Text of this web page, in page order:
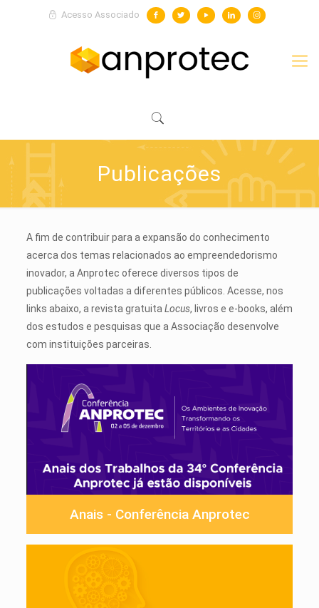
Acesso Associado
Publicações
A fim de contribuir para a expansão do conhecimento
acerca dos temas relacionados ao empreendedorismo
inovador, a Anprotec oferece diversos tipos de
publicações voltadas a diferentes públicos. Acesse, nos
links abaixo, a revista gratuita Locus, livros e e-books, além
dos estudos e pesquisas que a Associação desenvolve
com instituições parceiras.
Anais - Conferência Anprotec